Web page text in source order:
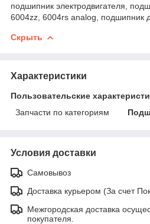
подшипник электродвигателя,
6004zz, 6004rs analog, подшипник
Скрыть
Характеристики
Пользовательские
Запчасти по категориям
Условия доставки
Самовывоз
Доставка курьером (За счет
Межгородская доставка
покупателя.